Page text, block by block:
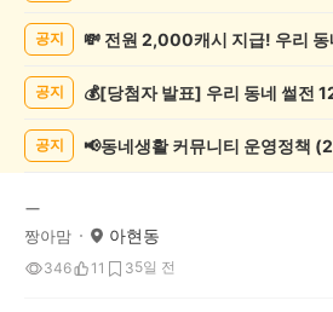
실/
시
공지
공지
공지 📢동네생활 커뮤니티 운영정책
ㅡ
짱아맘 아현동
346 11 35일 전